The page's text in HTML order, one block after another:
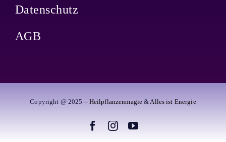
Datenschutz
AGB
Copyright @ 2025 – Heilpflanzenmagie & Alles ist Energie